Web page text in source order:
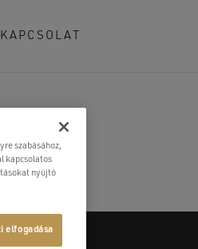
KAPCSOLAT
szabásához,
kapcsolatos
nyújtó
elfogadása